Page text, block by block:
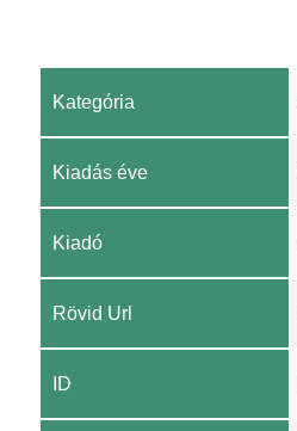
Kategória
Kiadás éve
Kiadó
Rövid Url
ID